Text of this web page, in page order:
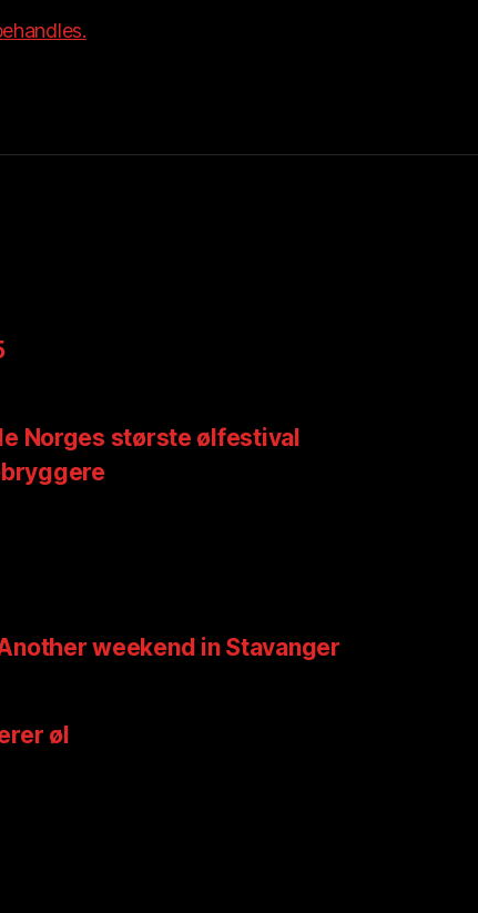
Norges største ølfestival
weekend in Stavanger
øl